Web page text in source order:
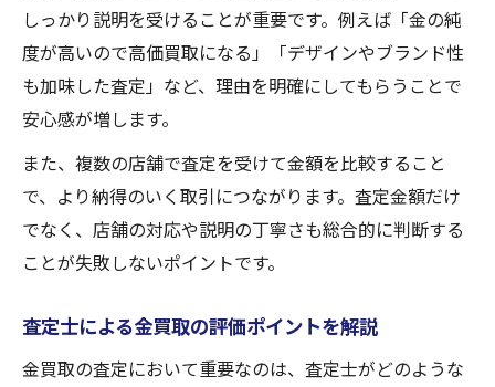
しっかり説明を受けることが重要です。例えば「金の純
度が高いので高価買取になる」「デザインやブランド性
も加味した査定」など、理由を明確にしてもらうことで
安心感が増します。
また、複数の店舗で査定を受けて金額を比較すること
で、より納得のいく取引につながります。査定金額だけ
でなく、店舗の対応や説明の丁寧さも総合的に判断する
ことが失敗しないポイントです。
査定士による金買取の評価ポイントを解説
金買取の査定において重要なのは、査定士がどのような